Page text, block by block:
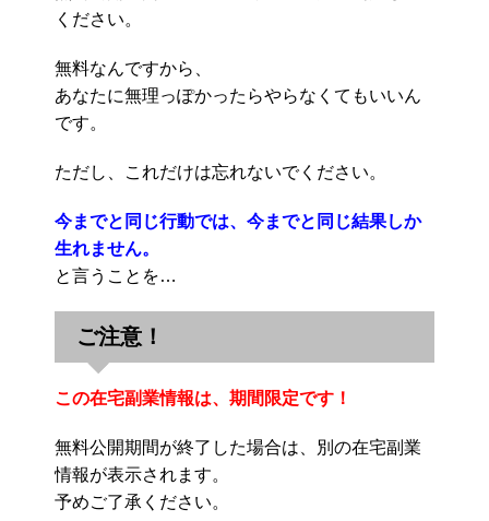
ください。
無料なんですから、
あなたに無理っぽかったらやらなくてもいいん
です。
ただし、これだけは忘れないでください。
今までと同じ行動では、今までと同じ結果しか
生れません。
と言うことを…
ご注意！
この在宅副業情報は、期間限定です！
無料公開期間が終了した場合は、別の在宅副業
情報が表示されます。
予めご了承ください。